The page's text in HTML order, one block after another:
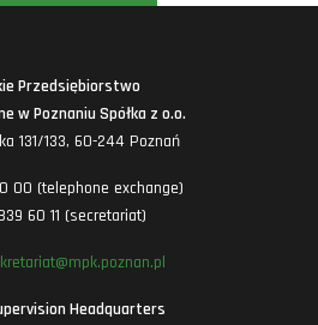
Przedsiębiorstwo
w Poznaniu Spółka z o.o.
131/133, 60-244 Poznań
00 (telephone exchange)
60 11 (secretariat)
Headquarters